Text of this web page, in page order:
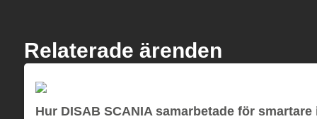
Relaterade ärenden
Hur DISAB SCANIA samarbetade för